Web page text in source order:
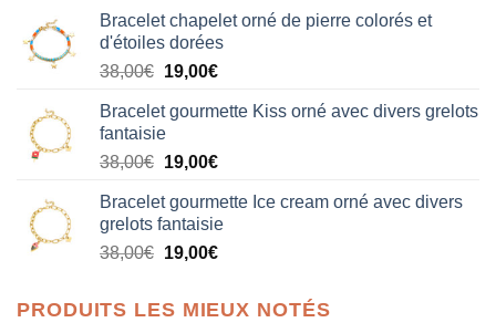
Bracelet chapelet orné de pierre colorés et
d'étoiles dorées
38,00€ Le
initial
était :
38,00€.
19,00€Le
actuel
19,00€.
Bracelet gourmette Kiss orné avec divers grelots
fantaisie
38,00€ Le
initial
était :
38,00€.
19,00€Le
actuel
est :
19,00€.
Bracelet gourmette Ice cream orné avec divers
grelots fantaisie
38,00€ Le
était :
19,00€Le
est :
PRODUITS LES MIEUX NOTÉS